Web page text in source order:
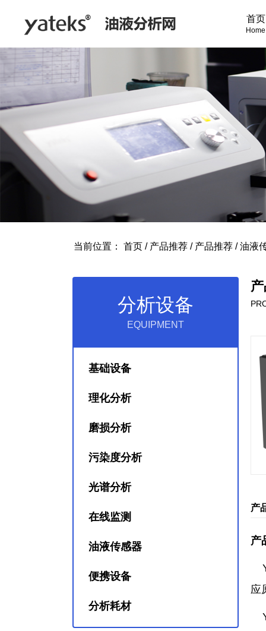
首页
Home
当前位置： 首页 / 产品推荐 / 产品推荐 / 油液
分析设备
EQUIPMENT
基础设备
理化分析
磨损分析
污染度分析
光谱分析
在线监测
油液传感器
便携设备
分析耗材
产
产
应